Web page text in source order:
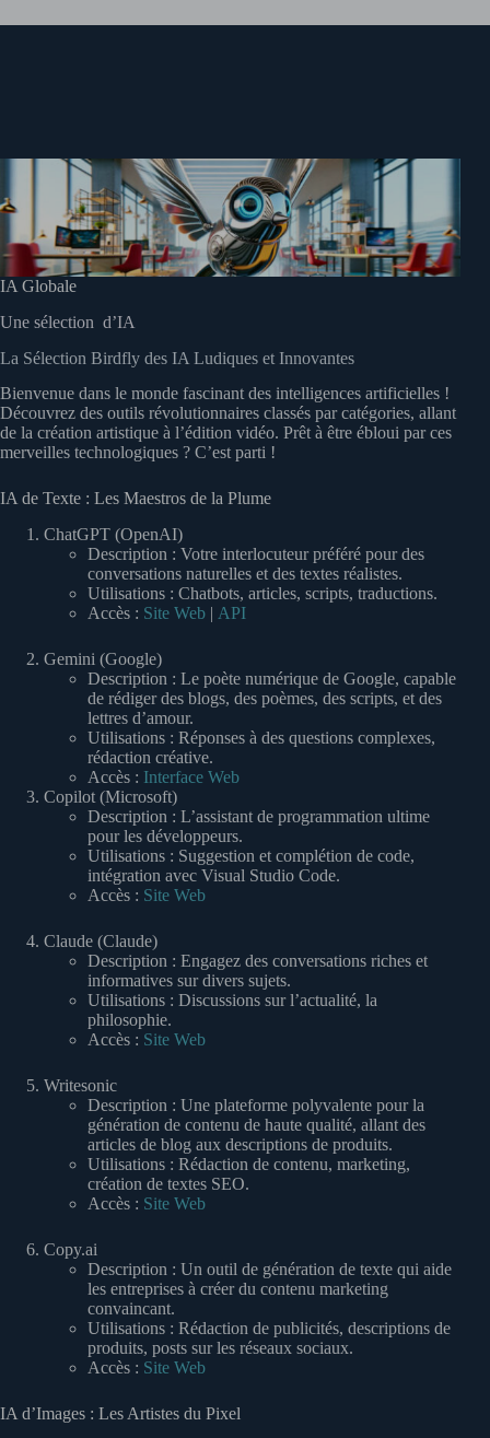
IA Globale
Une sélection d’IA
La Sélection Birdfly des IA Ludiques et Innovantes
Bienvenue dans le monde fascinant des intelligences artificielles !
Découvrez des outils révolutionnaires classés par catégories, allant
de la création artistique à l’édition vidéo. Prêt à être ébloui par ces
merveilles technologiques ? C’est parti !
IA de Texte : Les Maestros de la Plume
ChatGPT (OpenAI)
Description : Votre interlocuteur préféré pour des
conversations naturelles et des textes réalistes.
Utilisations : Chatbots, articles, scripts, traductions.
Accès : Site Web | API
Gemini (Google)
Description : Le poète numérique de Google, capable
de rédiger des blogs, des poèmes, des scripts, et des
lettres d’amour.
Utilisations : Réponses à des questions complexes,
rédaction créative.
Accès : Interface Web
Copilot (Microsoft)
Description : L’assistant de programmation ultime
pour les développeurs.
Utilisations : Suggestion et complétion de code,
intégration avec Visual Studio Code.
Accès : Site Web
Claude (Claude)
Description : Engagez des conversations riches et
informatives sur divers sujets.
Utilisations : Discussions sur l’actualité, la
philosophie.
Accès : Site Web
Writesonic
Description : Une plateforme polyvalente pour la
génération de contenu de haute qualité, allant des
articles de blog aux descriptions de produits.
Utilisations : Rédaction de contenu, marketing,
création de textes SEO.
Accès : Site Web
Copy.ai
Description : Un outil de génération de texte qui aide
les entreprises à créer du contenu marketing
convaincant.
Utilisations : Rédaction de publicités, descriptions de
produits, posts sur les réseaux sociaux.
Accès : Site Web
IA d’Images : Les Artistes du Pixel